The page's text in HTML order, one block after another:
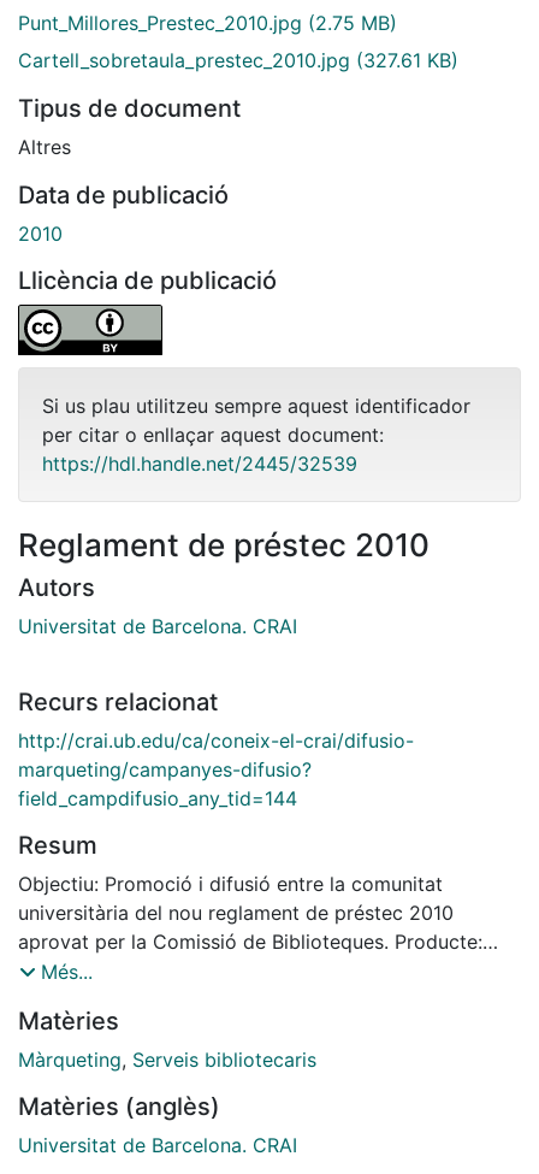
Punt_Millores_Prestec_2010.jpg (2.75 MB)
Cartell_sobretaula_prestec_2010.jpg (327.61 KB)
Tipus de document
Altres
Data de publicació
2010
Llicència de publicació
Si us plau utilitzeu sempre aquest identificador
per citar o enllaçar aquest document:
https://hdl.handle.net/2445/32539
Reglament de préstec 2010
Autors
Universitat de Barcelona. CRAI
Recurs relacionat
http://crai.ub.edu/ca/coneix-el-crai/difusio-
marqueting/campanyes-difusio?
field_campdifusio_any_tid=144
Resum
Objectiu: Promoció i difusió entre la comunitat
universitària del nou reglament de préstec 2010
aprovat per la Comissió de Biblioteques. Producte:
Cartell de sobretaula de cartró prim i Punt de llibre.
Més...
Matèries
Màrqueting, Serveis bibliotecaris
Matèries (anglès)
Universitat de Barcelona. CRAI